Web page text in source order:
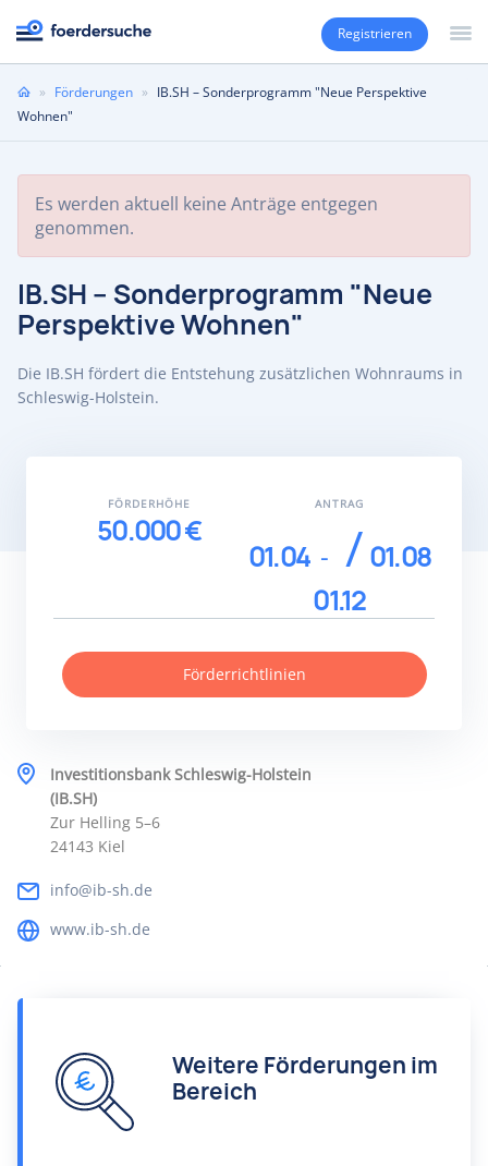
Registrieren
Sie
sind
» Förderungen » IB.SH – Sonderprogramm "Neue Perspektive
Wohnen"
Es werden aktuell keine Anträge entgegen
genommen.
IB.SH – Sonderprogramm "Neue
Perspektive Wohnen"
Die IB.SH fördert die Entstehung zusätzlichen Wohnraums in
Schleswig-Holstein.
Investitionsbank Schleswig-Holstein
(IB.SH)
Zur Helling 5–6
24143 Kiel
info@ib-sh.de
www.ib-sh.de
FÖRDERHÖHE
50.000 €
ANTRAG
01.04
01.08
01.12
Förderrichtlinien
Weitere Förderungen im
Bereich